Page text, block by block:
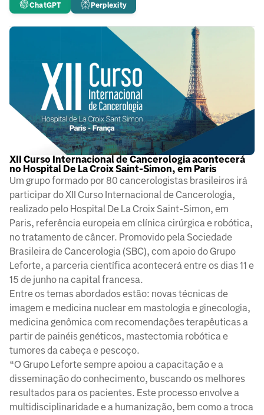
ChatGPT Perplexity
XII Curso Internacional de Cancerologia acontecerá
no Hospital De La Croix Saint-Simon, em Paris
Um grupo formado por 80 cancerologistas brasileiros irá
participar do XII Curso Internacional de Cancerologia,
realizado pelo Hospital De La Croix Saint-Simon, em
Paris, referência europeia em clínica cirúrgica e robótica,
no tratamento de câncer. Promovido pela Sociedade
Brasileira de Cancerologia (SBC), com apoio do Grupo
Leforte, a parceria científica acontecerá entre os dias 11 e
15 de junho na capital francesa.
Entre os temas abordados estão: novas técnicas de
imagem e medicina nuclear em mastologia e ginecologia,
medicina genômica com recomendações terapêuticas a
partir de painéis genéticos, mastectomia robótica e
tumores da cabeça e pescoço.
“O Grupo Leforte sempre apoiou a capacitação e a
disseminação do conhecimento, buscando os melhores
resultados para os pacientes. Este processo envolve a
multidisciplinaridade e a humanização, bem como a troca